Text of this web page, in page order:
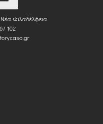
Φιλαδέλφεια
102